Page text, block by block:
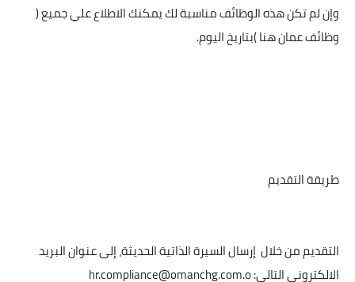
وإن لم تكن هذه الوظائف مناسبة لك يمكنك الاطلاع علي جميع (
وظائف عمان هنا )بتاريخ اليوم.
طريقة التقديم
التقديم من خلال إرسال السيرة الذاتية الحديثة، إلى عنوان البريد
الالكتروني التالي:hr.compliance@omanchg.com.o